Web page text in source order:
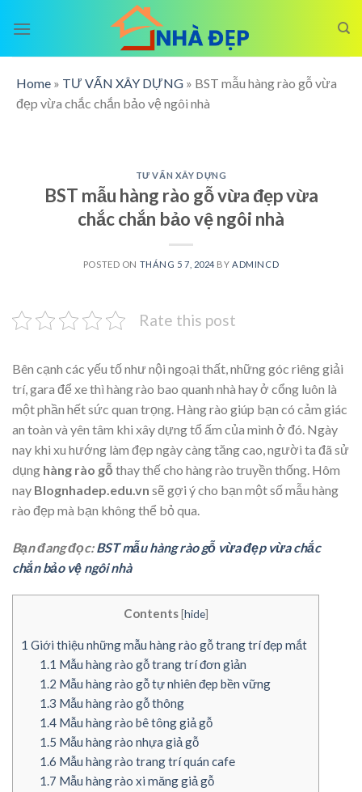
Home » TƯ VẤN XÂY DỰNG » BST mẫu hàng rào gỗ vừa
đẹp vừa chắc chắn bảo vệ ngôi nhà
TƯ VẤN XÂY DỰNG
BST mẫu hàng rào gỗ vừa đẹp vừa
chắc chắn bảo vệ ngôi nhà
POSTED ON THÁNG 5 7, 2024 BYADMINCD
Rate this post
Bên cạnh các yếu tố như nội ngoại thất, những góc riêng giải
trí, gara để xe thì hàng rào bao quanh nhà hay ở cổng luôn là
một phần hết sức quan trọng. Hàng rào giúp bạn có cảm giác
an toàn và yên tâm khi xây dựng tổ ấm của mình ở đó. Ngày
nay khi xu hướng làm đẹp ngày càng tăng cao, người ta đã sử
dụng hàng rào gỗ thay thế cho hàng rào truyền thống. Hôm
nay Blognhadep.edu.vn sẽ gợi ý cho bạn một số mẫu hàng
rào đẹp mà bạn không thể bỏ qua.
Bạn đang đọc:BST mẫu hàng rào gỗ vừa đẹp vừa chắc
chắn bảo vệ ngôi nhà
Contents [hide]
1 Giới thiệu những mẫu hàng rào gỗ trang trí đẹp mắt
1.1 Mẫu hàng rào gỗ trang trí đơn giản
1.2 Mẫu hàng rào gỗ tự nhiên đẹp bền vững
1.3 Mẫu hàng rào gỗ thông
1.4Mẫu hàng rào bê tông giả gỗ
1.5 Mẫu hàng rào nhựa giả gỗ
1.6 Mẫu hàng rào trang trí quán cafe
1.7 Mẫu hàng rào xi măng giả gỗ